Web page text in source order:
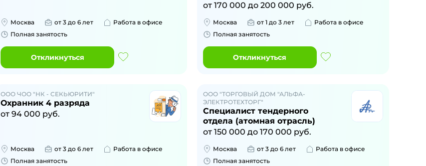
Москва от 3 до 6 лет
Работа в офисе
Полная занятость
Откликнуться
от 170 000 до 200 000 руб.
Москва от 1 до 3 лет
Работа в офисе
Полная занятость
Откликнуться
ООО ЧОО "НК - СЕКЬЮРИТИ"
Охранник 4 разряда
от94 000 руб.
Москва от 3 до 6 лет
Работа в офисе
Полная занятость
ООО "ТОРГОВЫЙ ДОМ "АЛЬФА-
ЭЛЕКТРОТЕХТОРГ"
Специалист тендерного
отдела (атомная отрасль)
от 150 000 до 170 000 руб.
Москва от 3 до 6 лет
Работа в офисе
Полная занятость